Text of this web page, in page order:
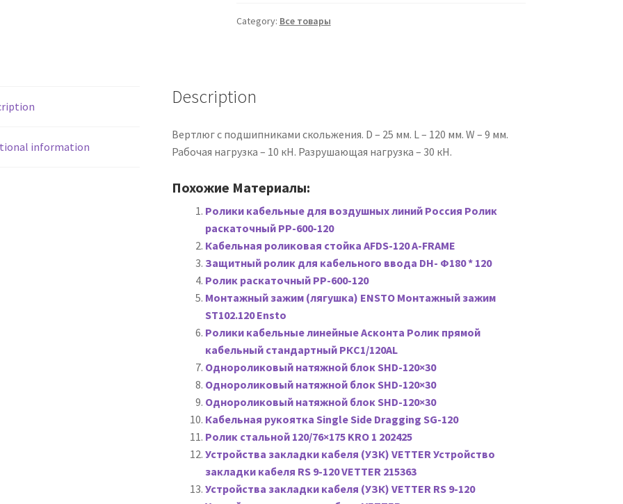
кабеля в траншее
прокладки кабеля
Кабельные транспортеры
чулки для прокладки кабеля от поставщика 123Тулс
Кредит и рассрочка
Морские кабельные лебедки
Оборудование для прокладки кабеля
Оборудование для прокладки кабеля ВОЛС
Особенности кабельных толкателей
VETTER
Category: Все товары
information
Description
Вертлюг с подшипниками скольжения. D – 25 мм. L – 120 мм. W – 9 мм.
Рабочая нагрузка – 10 кН. Разрушающая нагрузка – 30 кН.
Похожие Материалы:
Ролики кабельные для воздушных линий Россия Ролик
раскаточный РР-600-120
Кабельная роликовая стойка AFDS-120 A-FRAME
Защитный ролик для кабельного ввода DH- Φ180 * 120
Ролик раскаточный РР-600-120
Монтажный зажим (лягушка) ENSTO Монтажный зажим
ST102.120 Ensto
Ролики кабельные линейные Асконта Ролик прямой
кабельный стандартный РКС1/120AL
Однороликовый натяжной блок SHD-120×30
Однороликовый натяжной блок SHD-120×30
Однороликовый натяжной блок SHD-120×30
Кабельная рукоятка Single Side Dragging SG-120
Ролик стальной 120/76×175 KRO 1 202425
Устройства закладки кабеля (УЗК) VETTER Устройство
закладки кабеля RS 9-120 VETTER 215363
Устройства закладки кабеля (УЗК) VETTER RS 9-120